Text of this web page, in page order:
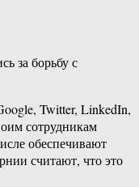
за борьбу с
Twitter, LinkedIn,
сотрудникам
обеспечивают
считают, что это